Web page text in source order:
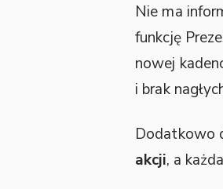
Nie ma
funkcję
nowej
i brak
Dodatkowo
akcji, a